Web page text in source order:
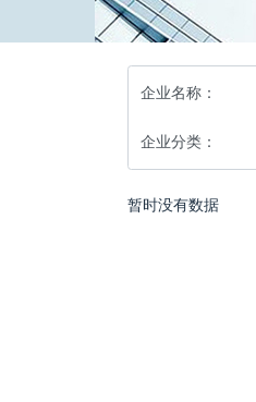
企业名称：
企业分类：
暂时没有数据